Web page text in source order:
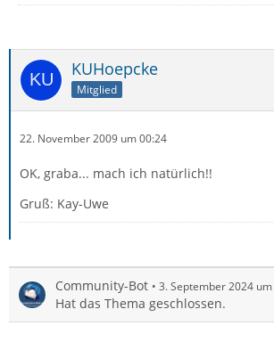
KUHoepcke
Mitglied
22. November 2009 um 00:24
OK, graba... mach ich natürlich!!
Gruß: Kay-Uwe
Community-Bot 3. September 2024
Hat das Thema geschlossen.